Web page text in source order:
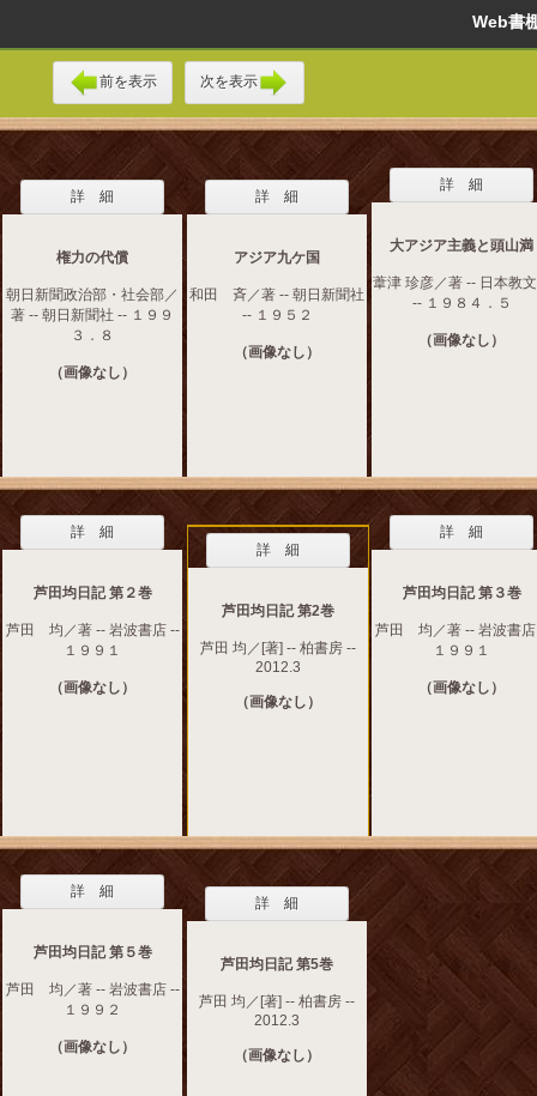
Web
前を表示 次を表示
詳 細
権力の代償
朝日新聞政治部・社会部／
著 -- 朝日新聞社 -- １９９
３．８
（画像なし）
詳 細
アジア九ケ国
和田 斉／著 -- 朝日新聞社
-- １９５２
（画像なし）
詳 細
大アジア主義と頭山満
葦津 珍彦／著 -- 日本教
-- １９８４．５
（画像なし）
詳 細
芦田均日記 第２巻
芦田 均／著 -- 岩波書店 --
１９９１
（画像なし）
詳 細
芦田均日記 第2巻
芦田 均／[著] -- 柏書房 --
2012.3
（画像なし）
詳 細
芦田均日記 第３巻
芦田 均／著 -- 岩波書店
１９９１
（画像なし）
詳 細
芦田均日記 第５巻
芦田 均／著 -- 岩波書店 --
１９９２
（画像なし）
詳 細
芦田均日記 第5巻
芦田 均／[著] -- 柏書房 --
2012.3
（画像なし）